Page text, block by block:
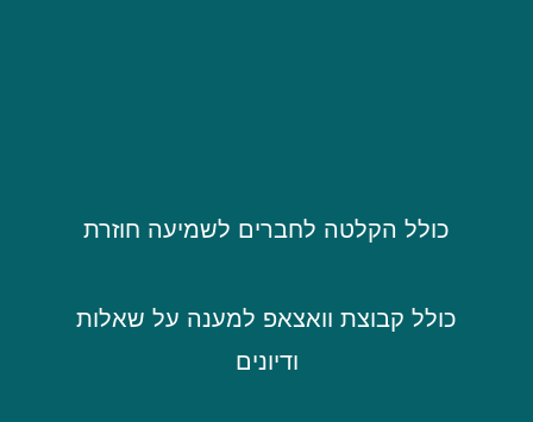
כולל הקלטה לחברים לשמיעה חוזרת
כולל קבוצת וואצאפ למענה על שאלות
ודיונים